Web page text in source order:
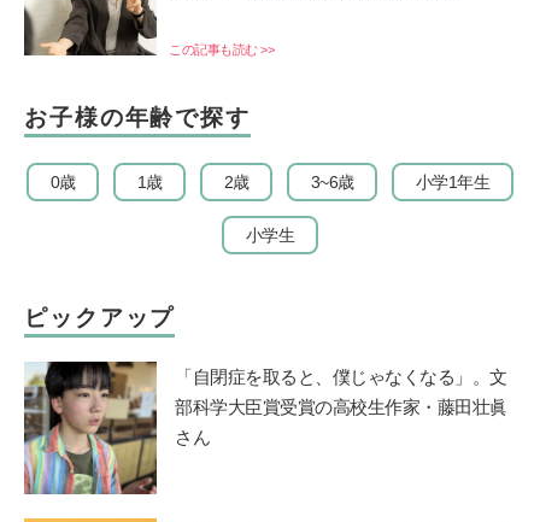
この記事も読む >>
お子様の年齢で探す
0歳 1歳 2歳 3~6歳 小学1年生
小学生
ピックアップ
「自閉症を取ると、僕じゃなくなる」。文
部科学大臣賞受賞の高校生作家・藤田壮眞
さん